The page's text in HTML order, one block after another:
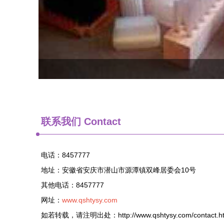
联系我们 Contact
电话：8457777
地址：安徽省安庆市潜山市源潭镇双峰居委会10号
其他电话：8457777
网址： www.qshtysy.com
如若转载，请注明出处：http://www.qshtysy.com/